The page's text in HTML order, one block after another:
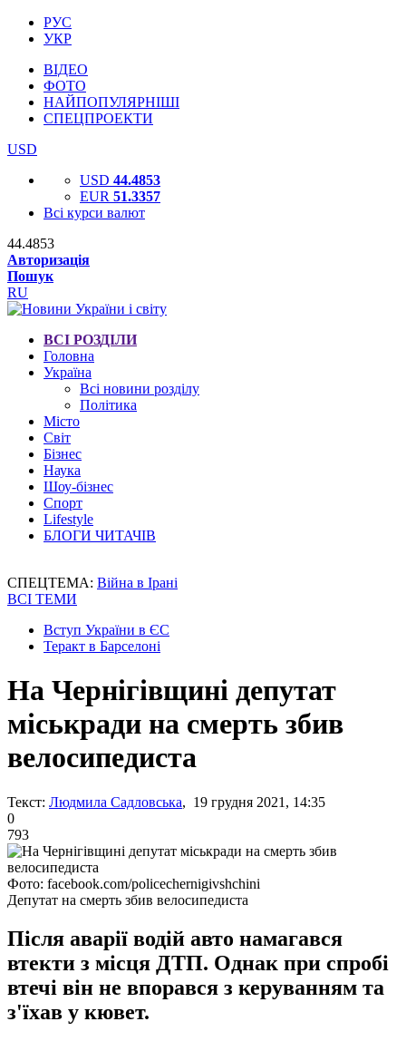
РУС
УКР
ВІДЕО
ФОТО
НАЙПОПУЛЯРНІШІ
СПЕЦПРОЕКТИ
USD
USD 44.4853
EUR 51.3357
Всі курси валют
44.4853
Авторизація
Пошук
RU
ВСІ РОЗДІЛИ
Головна
Україна
Всі новини розділу
Політика
Місто
Світ
Бізнес
Наука
Шоу-бізнес
Спорт
Lifestyle
БЛОГИ ЧИТАЧІВ
СПЕЦТЕМА: Війна в Ірані
ВСІ ТЕМИ
Вступ України в ЄС
Теракт в Барселоні
На Чернігівщині депутат
міськради на смерть збив
велосипедиста
Текст: Людмила Садловська, 19 грудня 2021, 14:35
0
793
Фото: facebook.com/policechernigivshchini
Депутат на смерть збив велосипедиста
Після аварії водій авто намагався
втекти з місця ДТП. Однак при спробі
втечі він не впорався з керуванням та
з'їхав у кювет.